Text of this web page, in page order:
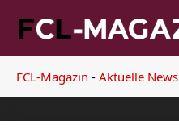
FCL-Magazin - Aktuelle News